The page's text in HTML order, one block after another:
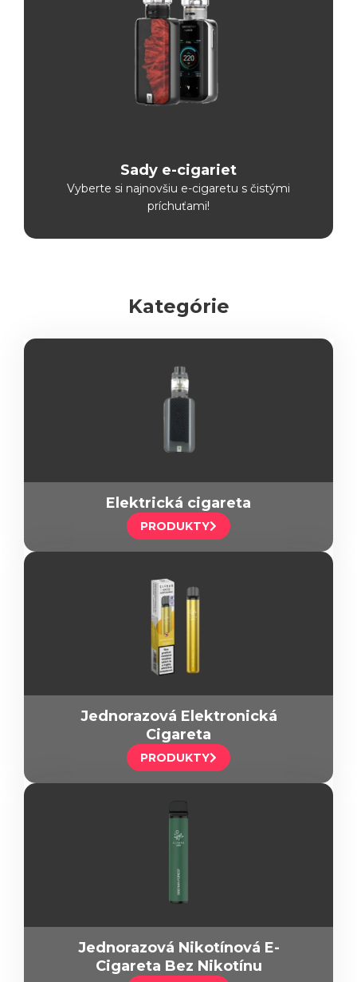
Sady e-cigariet
Vyberte si najnovšiu e-cigaretu s čistými
príchuťami!
Kategórie
Elektrická cigareta
PRODUKTY
Jednorazová Elektronická
Cigareta
PRODUKTY
Jednorazová Nikotínová E-
Cigareta Bez Nikotínu